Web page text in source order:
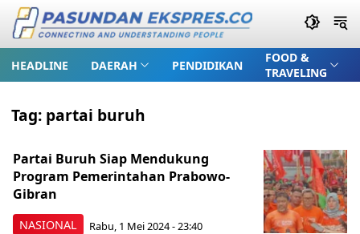
HEADLINE DAERAH PENDIDIKAN
FOOD &
TRAVELING
Tag: partai buruh
NASIONAL
Partai Buruh Siap Mendukung
Program Pemerintahan Prabowo-
Gibran
Rabu, 1 Mei 2024 - 23:40